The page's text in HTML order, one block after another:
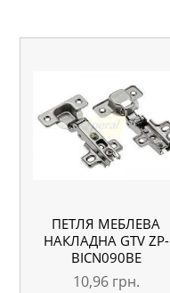
ПЕТЛЯ МЕБЛЕВА
НАКЛАДНА GTV ZP-
BICN090BE
10,96 грн.